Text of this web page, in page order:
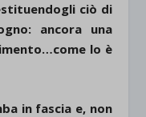
ciò di
ancora una
lo è
in fascia e, non